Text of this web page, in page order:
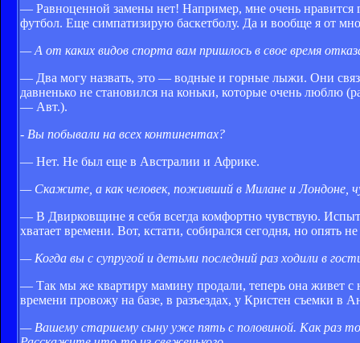
— Равноценной замены нет! Например, мне очень нравится
футбол. Еще симпатизирую баскетболу. Да и вообще я от
— А от каких видов спорта вам пришлось в свое время
— Два могу назвать, это — водные и горные лыжи. Они
давненько не становился на коньки, которые очень люблю
— Авт.).
- Вы побывали на всех континентах?
— Нет. Не был еще в Австралии и Африке.
— Скажите, а как человек, поживший в Милане и Лондоне,
— В Двирковщине я себя всегда комфортно чувствую.
хватает времени. Вот, кстати, собирался сегодня, но опять
— Когда вы с супругой и детьми последний раз ходили в
— Так мы же квартиру мамину продали, теперь она живет с
времени провожу на базе, в разъездах, у Кристен съемки
— Вашему старшему сыну уже пять с половиной. Как раз